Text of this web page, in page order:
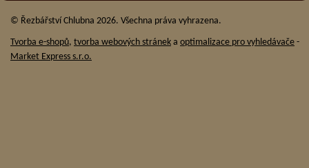
© Řezbářství Chlubna 2026. Všechna práva vyhrazena.
Tvorba e-shopů, tvorba webových stránek a optimalizace pro vyhledávače -
Market Express s.r.o.